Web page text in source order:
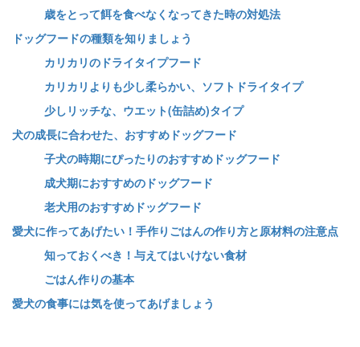
歳をとって餌を食べなくなってきた時の対処法
ドッグフードの種類を知りましょう
カリカリのドライタイプフード
カリカリよりも少し柔らかい、ソフトドライタイプ
少しリッチな、ウエット(缶詰め)タイプ
犬の成長に合わせた、おすすめドッグフード
子犬の時期にぴったりのおすすめドッグフード
成犬期におすすめのドッグフード
老犬用のおすすめドッグフード
愛犬に作ってあげたい！手作りごはんの作り方と原材料の注意点
知っておくべき！与えてはいけない食材
ごはん作りの基本
愛犬の食事には気を使ってあげましょう